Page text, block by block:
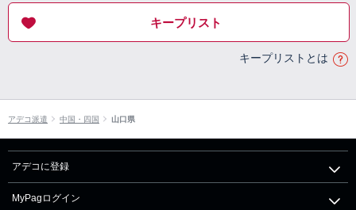
キープリスト
キープリストとは
アデコ派遣 中国・四国 山口県
アデコに登録
MyPagログイン